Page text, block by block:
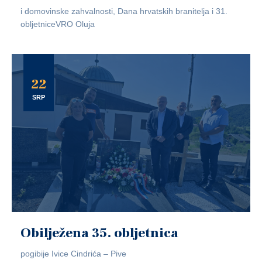
i domovinske zahvalnosti, Dana hrvatskih branitelja i 31.
obljetniceVRO Oluja
22
SRP
Obilježena 35. obljetnica
pogibije Ivice Cindrića – Pive